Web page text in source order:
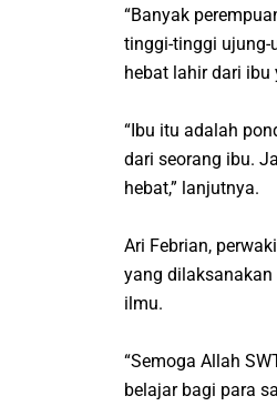
“Banyak
tinggi-tinggi ujung-
hebat lahir dari ibu
“Ibu itu adalah
dari seorang ibu.
hebat,” lanjutnya.
Ari Febrian,
yang
ilmu.
“Semoga Allah
belajar bagi para